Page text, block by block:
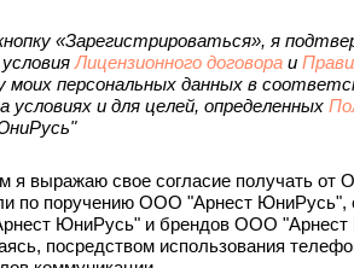
«Зарегистрироваться», я
Лицензионного договора и
моих персональных данных в
условиях и для целей, определенных
я выражаю свое согласие получать
по поручению ООО "Арнест ЮниРусь",
ЮниРусь" и брендов ООО "Арнест
посредством использования